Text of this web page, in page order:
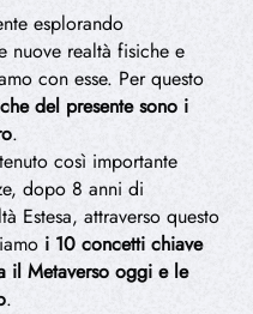
esplorando
nuove realtà fisiche e
con esse. Per questo
del presente sono i
.
così importante
dopo 8 anni di
Estesa, attraverso questo
i 10 concetti chiave
il Metaverso oggi e le
.